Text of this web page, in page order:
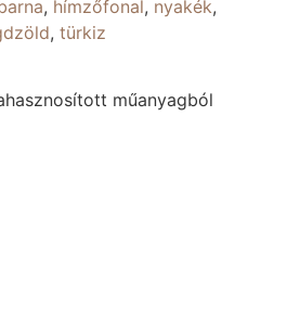
, hímzőfonal, nyakék,
,türkiz
műanyagból